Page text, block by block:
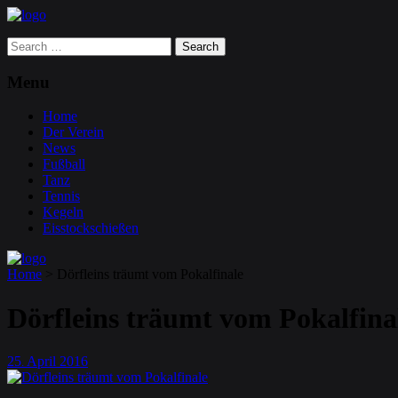
Search
for:
Menu
Home
Der Verein
News
Fußball
Tanz
Tennis
Kegeln
Eisstockschießen
Home Dörfleins träumt vom Pokalfinale
Dörfleins träumt vom
25. April 2016